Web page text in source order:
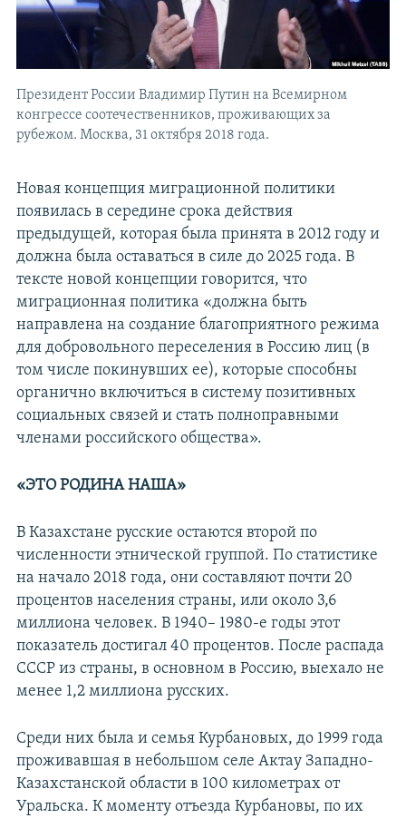
Президент России Владимир Путин на Всемирном
конгрессе соотечественников, проживающих за
рубежом. Москва, 31 октября 2018 года.
Новая концепция миграционной политики
появилась в середине срока действия
предыдущей, которая была принята в 2012 году и
должна была оставаться в силе до 2025 года. В
тексте новой концепции говорится, что
миграционная политика «должна быть
направлена на создание благоприятного режима
для добровольного переселения в Россию лиц (в
том числе покинувших ее), которые способны
органично включиться в систему позитивных
социальных связей и стать полноправными
членами российского общества».
«ЭТО РОДИНА НАША»
В Казахстане русские остаются второй по
численности этнической группой. По статистике
на начало 2018 года, они составляют почти 20
процентов населения страны, или около 3,6
миллиона человек. В 1940– 1980-е годы этот
показатель достигал 40 процентов. После распада
СССР из страны, в основном в Россию, выехало не
менее 1,2 миллиона русских.
Среди них была и семья Курбановых, до 1999 года
проживавшая в небольшом селе Актау Западно-
Казахстанской области в 100 километрах от
Уральска. К моменту отъезда Курбановы, по их